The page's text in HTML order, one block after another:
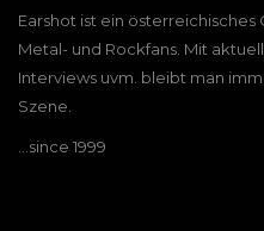
Earshot ist ein
Metal- und Rockfans. Mit
Interviews uvm. bleibt man
Szene.
…since 1999